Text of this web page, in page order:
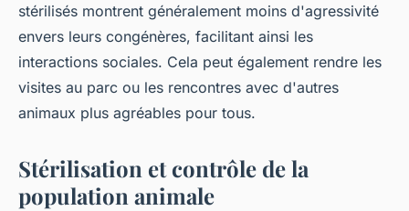
stérilisés montrent généralement moins d'agressivité
envers leurs congénères, facilitant ainsi les
interactions sociales. Cela peut également rendre les
visites au parc ou les rencontres avec d'autres
animaux plus agréables pour tous.
Stérilisation et contrôle de la
population animale